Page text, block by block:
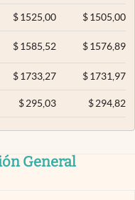
$ 1525,00 $1505,00
$ 1585,52 $1576,89
$ 1733,27 $1731,97
$ 295,03 $294,82
General